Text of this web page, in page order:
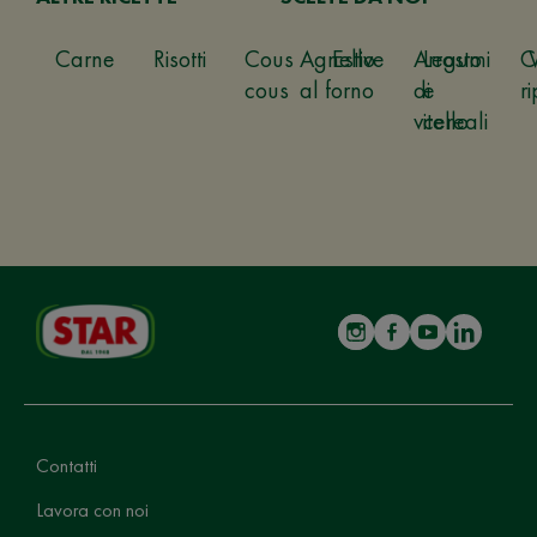
Carne Risotti
Cous
cous
Estive
Legumi
e
cereali
Agnello
al forno
Arrosto
di
vitello
Contatti
Lavora con noi